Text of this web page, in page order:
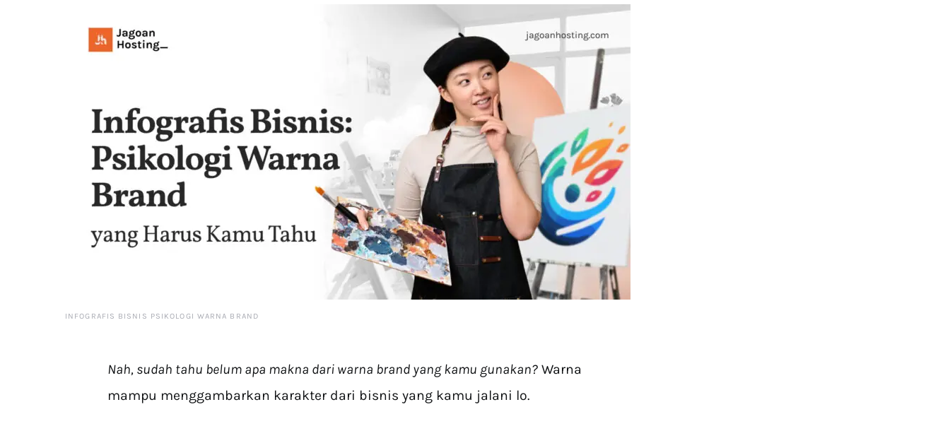
INFOGRAFIS BISNIS PSIKOLOGI WARNA BRAND
Nah, sudah tahu belum apa makna dari warna brand yang kamu gunakan? Warna
mampu menggambarkan karakter dari bisnis yang kamu jalani lo.